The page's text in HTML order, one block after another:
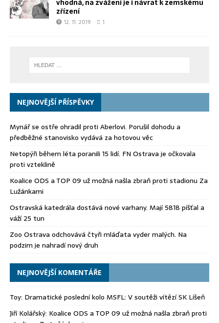
vhodná, na zvážení je i návrat k zemskému
zřízení
12. 11. 2019 1
NEJNOVĚJŠÍ PŘÍSPĚVKY
Mynář se ostře ohradil proti Aberlovi. Porušil dohodu a
předběžné stanovisko vydává za hotovou věc
Netopýři během léta poranili 15 lidí. FN Ostrava je očkovala
proti vzteklině
Koalice ODS a TOP 09 už možná našla zbraň proti stadionu Za
Lužánkami
Ostravská katedrála dostává nové varhany. Mají 5818 píšťal a
váží 25 tun
Zoo Ostrava odchovává čtyři mláďata vyder malých. Na
podzim je nahradí nový druh
NEJNOVĚJŠÍ KOMENTÁŘE
Toy: Dramatické poslední kolo MSFL: V soutěži vítězí SK Líšeň
Jiří Kolářský: Koalice ODS a TOP 09 už možná našla zbraň proti